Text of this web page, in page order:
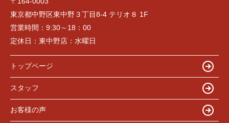
東京都中野区東中野３丁目8-4 テリオ８ 1F
営業時間： 9:30～18：00
定休日： 東中野店：水曜日
トップページ
スタッフ
お客様の声